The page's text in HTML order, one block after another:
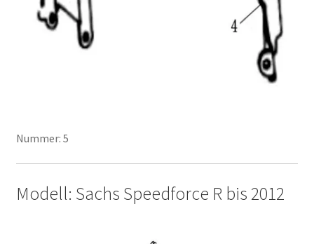
Nummer: 5
Modell: Sachs Speedforce R bis 2012